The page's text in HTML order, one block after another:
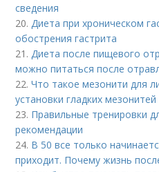
сведения
20.Диета при хроническом
обострения гастрита
21.Диета после пищевого
можно питаться после
22.Что такое мезонити для
установки гладких мезонитей
23. Правильные тренировки
рекомендации
24. В 50 все только
приходит. Почему жизнь